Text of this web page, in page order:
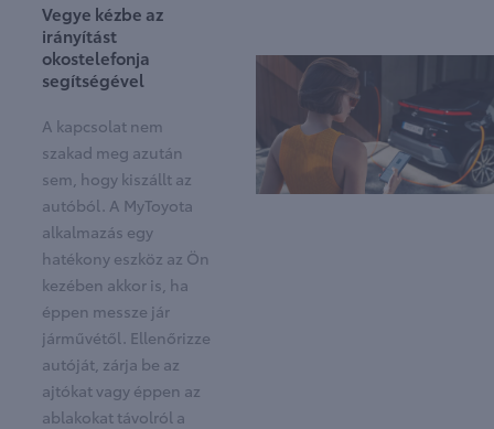
Vegye kézbe az
irányítást
okostelefonja
segítségével
A kapcsolat nem
szakad meg azután
sem, hogy kiszállt az
autóból. A MyToyota
alkalmazás egy
hatékony eszköz az Ön
kezében akkor is, ha
éppen messze jár
járművétől. Ellenőrizze
autóját, zárja be az
ajtókat vagy éppen az
ablakokat távolról a